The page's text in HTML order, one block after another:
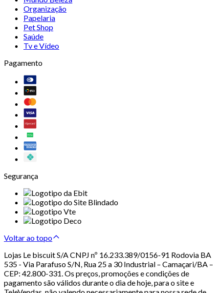
Organização
Papelaria
Pet Shop
Saúde
Tv e Vídeo
Pagamento
Segurança
Voltar ao topo
Lojas Le biscuit S/A CNPJ nº 16.233.389/0156-91 Rodovia BA
535 - Via Parafuso S/N, Rua 25 a 30 Industrial – Camaçari/BA –
CEP: 42.800-331. Os preços, promoções e condições de
pagamento são válidos durante o dia de hoje, para o site e